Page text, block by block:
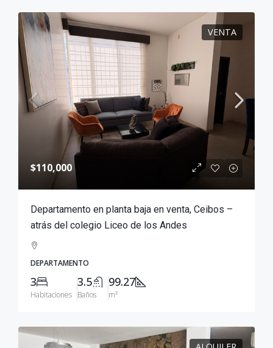
VENTA
$110,000
Departamento en planta baja en venta, Ceibos –
atrás del colegio Liceo de los Andes
DEPARTAMENTO
3
Habitaciones
3.5
Baños
99.27
m²